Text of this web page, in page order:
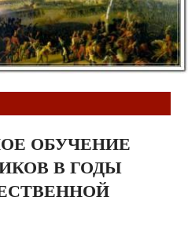
ОБУЧЕНИЕ
В ГОДЫ